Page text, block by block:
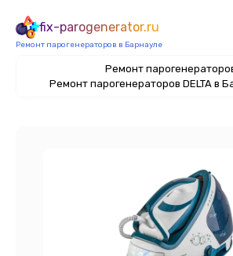
fix-parogenerator.ru
Ремонт парогенераторов в Барнауле
Ремонт
Ремонт парогенераторов DELTA в